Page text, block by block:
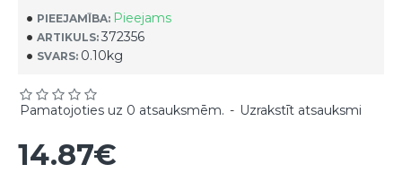
PIEEJAMĪBA: Pieejams
ARTIKULS: 372356
SVARS: 0.10kg
Pamatojoties uz 0 atsauksmēm. - Uzrakstīt atsauksmi
14.87€